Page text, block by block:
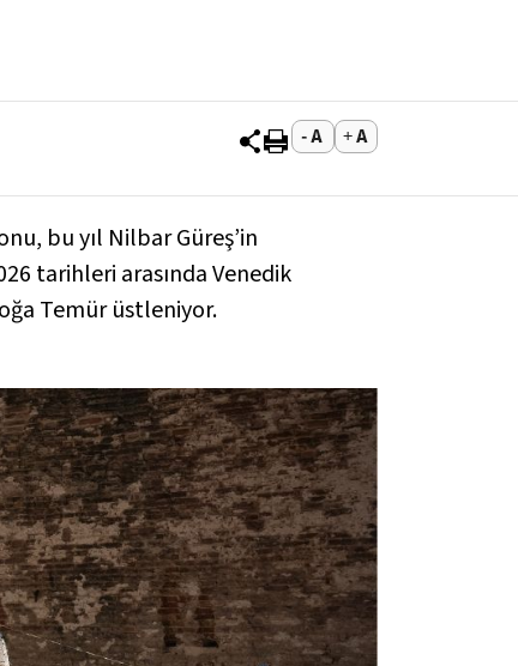
bu yıl Nilbar Güreş’in
tarihleri arasında Venedik
Temür üstleniyor.